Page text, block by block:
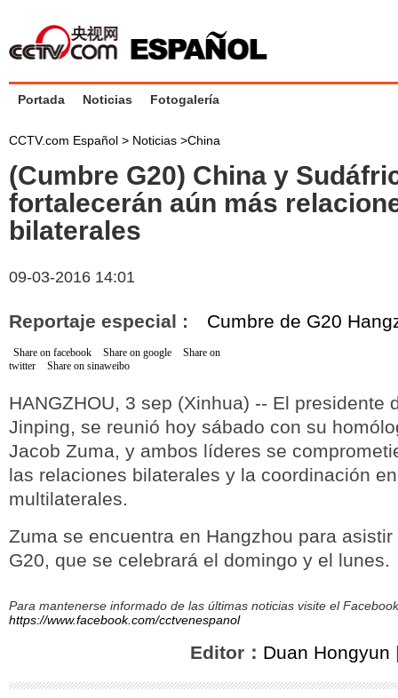
Portada Noticias Fotogalería
CCTV.com Español > Noticias >China
(Cumbre G20) China y
fortalecerán aún más
bilaterales
09-03-2016 14:01
Reportaje especial : Cumbre de G20
Share on facebook Share on google
Share on
twitter
Share on sinaweibo
HANGZHOU, 3 sep (Xinhua) -- El presidente
Jinping, se reunió hoy sábado con su
Jacob Zuma, y ambos líderes se
las relaciones bilaterales y la coordinación
multilaterales.
Zuma se encuentra en Hangzhou para
G20, que se celebrará el domingo y el lunes.
Para mantenerse informado de las últimas noticias visite el
https://www.facebook.com/cctvenespanol
Editor： Duan Hongyun